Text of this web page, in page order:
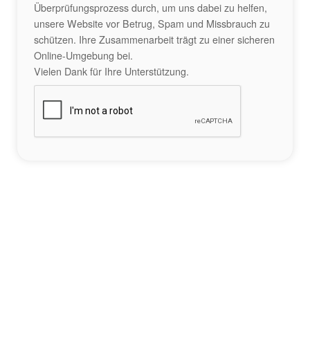
Überprüfungsprozess durch, um uns dabei zu helfen,
unsere Website vor Betrug, Spam und Missbrauch zu
schützen. Ihre Zusammenarbeit trägt zu einer sicheren
Online-Umgebung bei.
Vielen Dank für Ihre Unterstützung.